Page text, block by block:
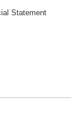
Statement